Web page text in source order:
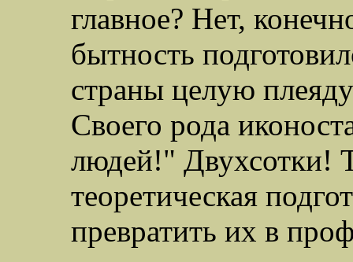
главное? Нет,
бытность
страны целую
Своего рода
людей!" Двухсотки!
теоретическая
превратить их в